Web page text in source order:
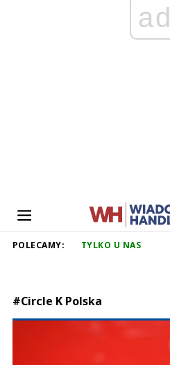
ad
POLECAMY: TYLKO U NAS
#Circle K Polska